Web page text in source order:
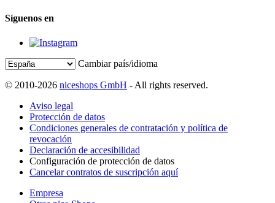
Síguenos en
Cambiar país/idioma
© 2010-2026 niceshops GmbH - All rights reserved.
Aviso legal
Protección de datos
Condiciones generales de contratación y política de
revocación
Declaración de accesibilidad
Configuración de protección de datos
Cancelar contratos de suscripción aquí
Empresa